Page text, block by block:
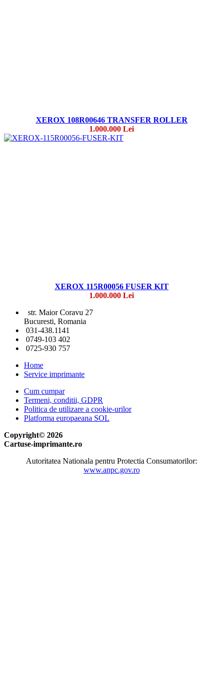
XEROX 108R00646 TRANSFER ROLLER
1.000.000 Lei
XEROX 115R00056 FUSER KIT
1.000.000 Lei
str. Maior Coravu 27
Bucuresti, Romania
031-438.1141
0749-103 402
0725-930 757
Home
Service imprimante
Cum cumpar
Termeni, conditii, GDPR
Politica de utilizare a cookie-urilor
Platforma europaeana SOL
Copyright© 2026
Cartuse-imprimante.ro
Autoritatea Nationala pentru Protectia Consumatorilor:
www.anpc.gov.ro